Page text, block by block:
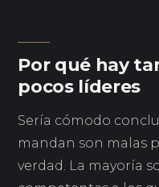
Por qué hay
pocos líderes
Sería cómodo
mandan son malas
verdad. La mayoría